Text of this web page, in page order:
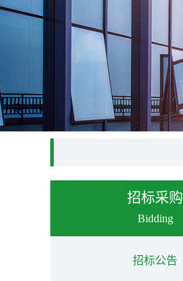
招标采购
Bidding
招标公告